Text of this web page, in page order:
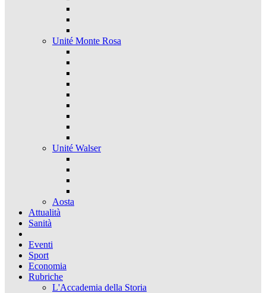
Unité Monte Rosa
Unité Walser
Aosta
Attualità
Sanità
Eventi
Sport
Economia
Rubriche
L'Accademia della Storia